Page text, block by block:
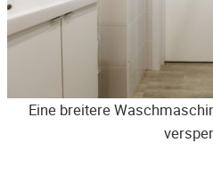
Eine breitere